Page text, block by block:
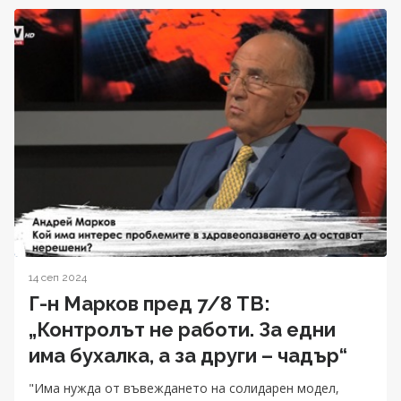
14 сеп 2024
Г-н Марков пред 7/8 ТВ:
„Контролът не работи. За едни
има бухалка, а за други – чадър“
"Има нужда от въвеждането на солидарен модел,